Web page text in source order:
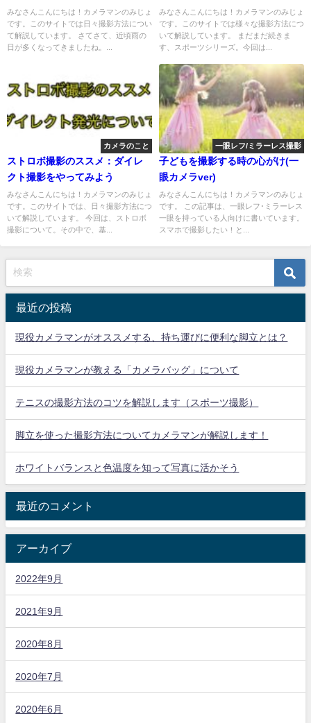
みなさんこんにちは！カメラマンのみじょ
です。このサイトでは日々撮影方法につい
て解説しています。 さてさて、近頃雨の
日が多くなってきましたね。...
みなさんこんにちは！カメラマンのみじょ
です。このサイトでは様々な撮影方法につ
いて解説しています。 まだまだ続きま
す、スポーツシリーズ。今回は...
カメラのこと
ストロボ撮影のススメ：ダイレ
クト撮影をやってみよう
みなさんこんにちは！カメラマンのみじょ
です。このサイトでは、日々撮影方法につ
いて解説しています。 今回は、ストロボ
撮影について。その中で、基...
一眼レフ/ミラーレス撮影
子どもを撮影する時の心がけ(一
眼カメラver)
みなさんこんにちは！カメラマンのみじょ
です。 この記事は、一眼レフ･ミラーレス
一眼を持っている人向けに書いています。
スマホで撮影したい！と...
最近の投稿
現役カメラマンがオススメする、持ち運びに便利な脚立とは？
現役カメラマンが教える「カメラバッグ」について
テニスの撮影方法のコツを解説します（スポーツ撮影）
脚立を使った撮影方法についてカメラマンが解説します！
ホワイトバランスと色温度を知って写真に活かそう
最近のコメント
アーカイブ
2022年9月
2021年9月
2020年8月
2020年7月
2020年6月